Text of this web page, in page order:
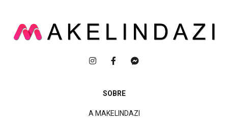
SOBRE
A MAKELINDAZI